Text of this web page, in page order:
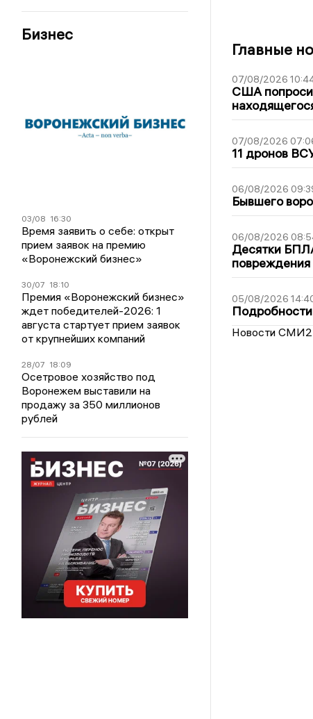
Бизнес
03/08 16:30
Время заявить о себе: открыт
прием заявок на премию
«Воронежский бизнес»
30/07 18:10
Премия «Воронежский бизнес»
ждет победителей-2026: 1
августа стартует прием заявок
от крупнейших компаний
28/07 18:09
Осетровое хозяйство под
Воронежем выставили на
продажу за 350 миллионов
рублей
Главные
07/08/2026
США
07/08/2026
11 дронов
06/08/2026
Бывшего
06/08/2026
Десятки
повреждения
05/08/2026
Новости СМИ2